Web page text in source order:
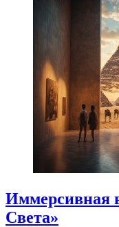
Иммерсивная
Света»